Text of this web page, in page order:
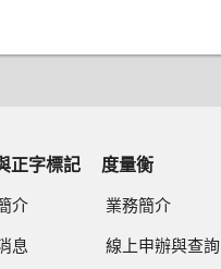
正字標記
介
息
度量衡
業務簡介
線上申辦與查詢